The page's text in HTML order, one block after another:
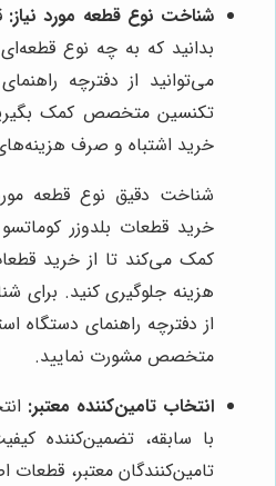
شناخت نوع قطعه مورد نیاز:
بدانید که به چه نوع قطعه‌ای
می‌توانید از دفترچه
تکنسین متخصص کمک
خرید اشتباه و صرف
شناخت دقیق نوع قطعه مورد
خرید قطعات بلدوزر
کمک می‌کند تا از خرید
هزینه جلوگیری کنید. برای
از دفترچه راهنمای دستگاه
متخصص مشورت نمایید.
انتخاب تامین‌کننده معتبر:
با سابقه، تضمین‌کننده
تامین‌کنندگان معتبر، قطعات